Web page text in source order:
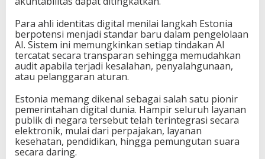
Para ahli identitas digital menilai langkah Estonia
berpotensi menjadi standar baru dalam pengelolaan
AI. Sistem ini memungkinkan setiap tindakan AI
tercatat secara transparan sehingga memudahkan
audit apabila terjadi kesalahan, penyalahgunaan,
atau pelanggaran aturan.
Estonia memang dikenal sebagai salah satu pionir
pemerintahan digital dunia. Hampir seluruh layanan
publik di negara tersebut telah terintegrasi secara
elektronik, mulai dari perpajakan, layanan
kesehatan, pendidikan, hingga pemungutan suara
secara daring.